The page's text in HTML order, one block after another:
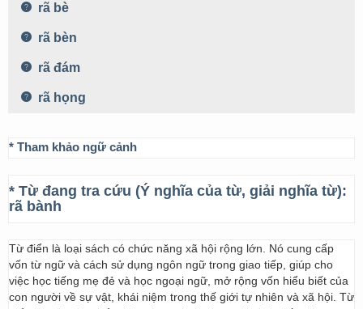
rã bè
rã bèn
rã đám
rã họng
* Tham khảo ngữ cảnh
* Từ đang tra cứu (Ý nghĩa của từ, giải nghĩa từ):
rã bành
Từ điển là loại sách có chức năng xã hội rộng lớn. Nó cung cấp
vốn từ ngữ và cách sử dụng ngôn ngữ trong giao tiếp, giúp cho
việc học tiếng mẹ đẻ và học ngoại ngữ, mở rộng vốn hiểu biết của
con người về sự vật, khái niệm trong thế giới tự nhiên và xã hội. Từ